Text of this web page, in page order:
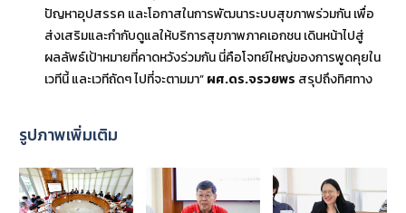
ปัญหาอุปสรรค และโอกาสในการพัฒนาระบบสุขภาพร่วมกัน เพื่อ
ส่งเสริมและกำกับดูแลให้บริการสุขภาพภาคเอกชน เดินหน้าไปสู่
ผลลัพธ์เป้าหมายที่คาดหวังร่วมกัน นี่คือโจทย์ใหญ่ของการพูดคุยใน
เวทีนี้ และเวทีถัดๆ ไปที่จะตามมา”ผศ.ดร.จรวยพร สรุปถึงทิศทาง
รูปภาพเพิ่มเติม